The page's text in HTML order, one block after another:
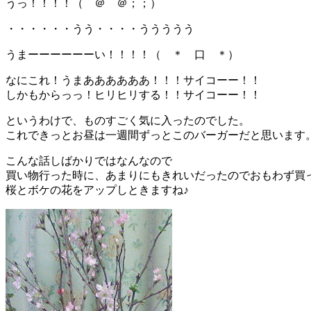
うっ！！！！（ ＠ ＠；；）
・・・・・・うう・・・・ううううう
うまーーーーーーい！！！！（ ＊ 口 ＊）
なにこれ！うまああああああ！！！サイコーー！！
しかもからっっ！ヒリヒリする！！サイコーー！！
というわけで、ものすごく気に入ったのでした。
これできっとお昼は一週間ずっとこのバーガーだと思います
こんな話しばかりではなんなので
買い物行った時に、あまりにもきれいだったのでおもわず買
桜とボケの花をアップしときますね♪